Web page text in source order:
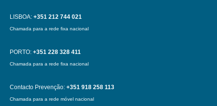
LISBOA: +351 212 744 021
Chamada para a rede fixa nacional
PORTO: +351 228 328 411
Chamada para a rede fixa nacional
Contacto Prevenção: +351 918 258 113
Chamada para a rede móvel nacional